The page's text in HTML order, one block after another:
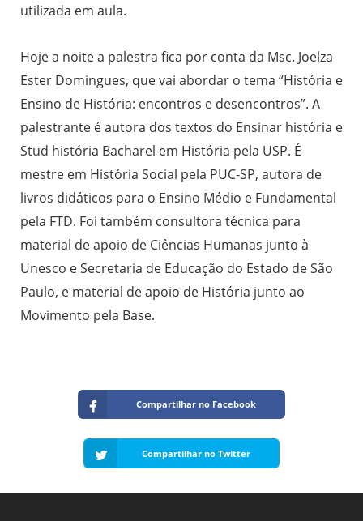
utilizada em aula.
Hoje a noite a palestra fica por conta da Msc. Joelza
Ester Domingues, que vai abordar o tema “História e
Ensino de História: encontros e desencontros”. A
palestrante é autora dos textos do Ensinar história e
Stud história Bacharel em História pela USP. É
mestre em História Social pela PUC-SP, autora de
livros didáticos para o Ensino Médio e Fundamental
pela FTD. Foi também consultora técnica para
material de apoio de Ciências Humanas junto à
Unesco e Secretaria de Educação do Estado de São
Paulo, e material de apoio de História junto ao
Movimento pela Base.
Compartilhar no Facebook
Compartilhar no Twitter